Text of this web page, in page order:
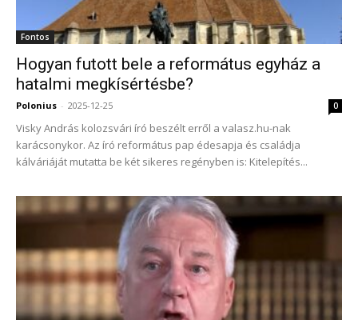
Fontos
Hogyan futott bele a református egyház a
hatalmi megkísértésbe?
Polonius - 2025-12-25 0
Visky András kolozsvári író beszélt erről a valasz.hu-nak
karácsonykor. Az író református pap édesapja és családja
kálváriáját mutatta be két sikeres regényben is: Kitelepítés...